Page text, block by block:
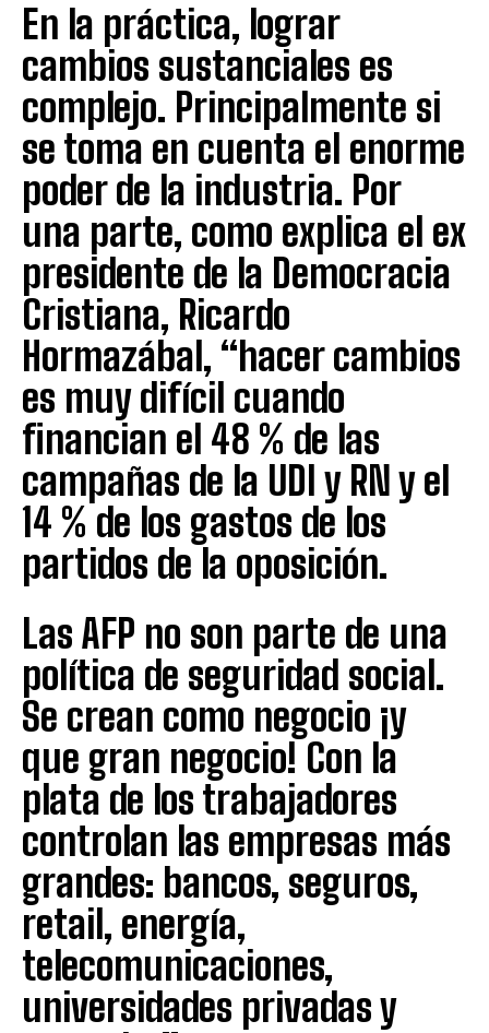
En la práctica, lograr
cambios sustanciales es
complejo. Principalmente si
se toma en cuenta el enorme
poder de la industria. Por
una parte, como explica el ex
presidente de la Democracia
Cristiana, Ricardo
Hormazábal, “hacer cambios
es muy difícil cuando
financian el 48 % de las
campañas de la UDI y RN y el
14 % de los gastos de los
partidos de la oposición.
Las AFP no son parte de una
política de seguridad social.
Se crean como negocio ¡y
que gran negocio! Con la
plata de los trabajadores
controlan las empresas más
grandes: bancos, seguros,
retail, energía,
telecomunicaciones,
universidades privadas y